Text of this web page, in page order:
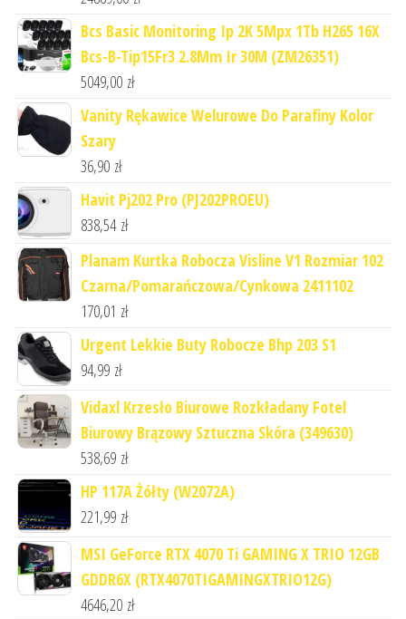
Bcs Basic Monitoring Ip 2K 5Mpx 1Tb H265 16X
Bcs-B-Tip15Fr3 2.8Mm Ir 30M (ZM26351)
5049,00 zł
Vanity Rękawice Welurowe Do Parafiny Kolor
Szary
36,90 zł
Havit Pj202 Pro (PJ202PROEU)
838,54 zł
Planam Kurtka Robocza Visline V1 Rozmiar 102
Czarna/Pomarańczowa/Cynkowa 2411102
170,01 zł
Urgent Lekkie Buty Robocze Bhp 203 S1
94,99 zł
Vidaxl Krzesło Biurowe Rozkładany Fotel
Biurowy Brązowy Sztuczna Skóra (349630)
538,69 zł
HP 117A Żółty (W2072A)
221,99 zł
MSI GeForce RTX 4070 Ti GAMING X TRIO 12GB
GDDR6X (RTX4070TIGAMINGXTRIO12G)
4646,20 zł